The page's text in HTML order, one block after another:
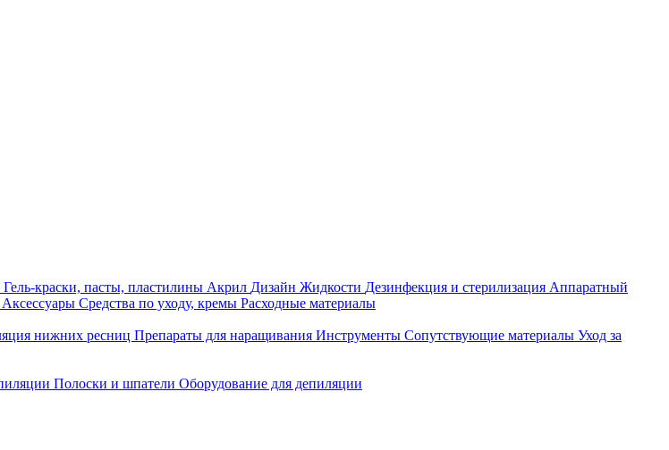
Гель-краски, пасты, пластилины Акрил Дизайн Жидкости Дезинфекция и стерилизация Аппаратный
Аксессуары Средства по уходу, кремы Расходные материалы
нижних ресниц Препараты для наращивания Инструменты Сопутствующие материалы Уход за
Полоски и шпатели Оборудование для депиляции